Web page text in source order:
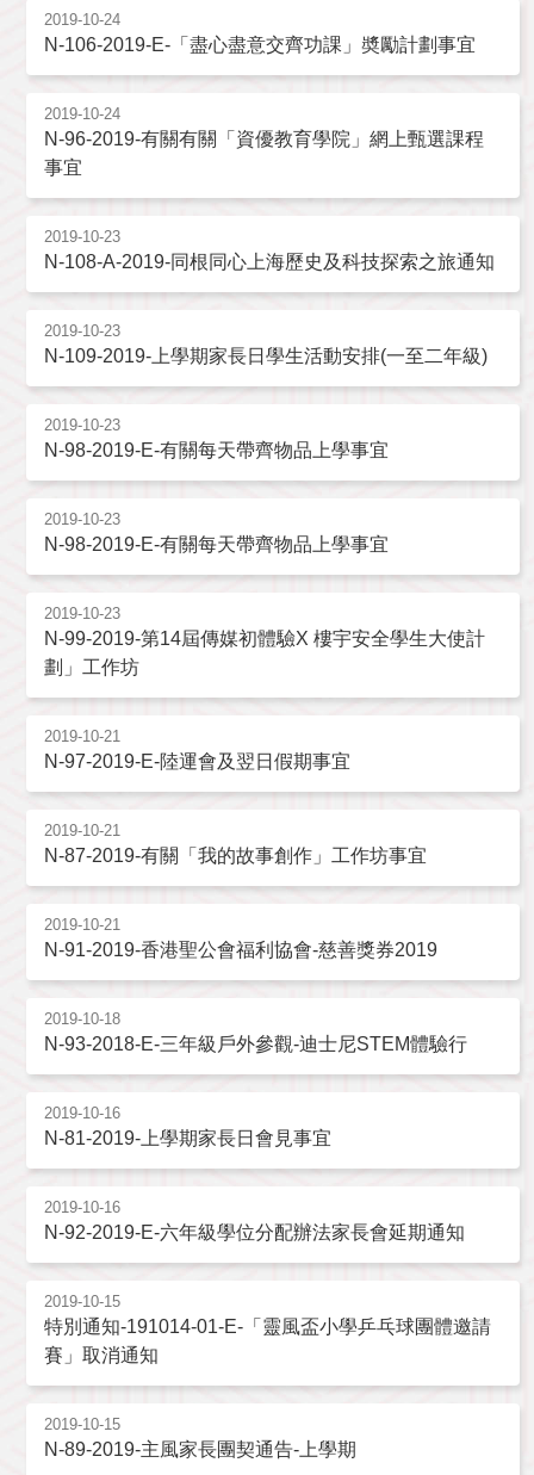
2019-10-24
N-106-2019-E-「盡心盡意交齊功課」奬勵計劃事宜
2019-10-24
N-96-2019-有關有關「資優教育學院」網上甄選課程
事宜
2019-10-23
N-108-A-2019-同根同心上海歷史及科技探索之旅通知
2019-10-23
N-109-2019-上學期家長日學生活動安排(一至二年級)
2019-10-23
N-98-2019-E-有關每天帶齊物品上學事宜
2019-10-23
N-98-2019-E-有關每天帶齊物品上學事宜
2019-10-23
N-99-2019-第14屆傳媒初體驗X 樓宇安全學生大使計
劃」工作坊
2019-10-21
N-97-2019-E-陸運會及翌日假期事宜
2019-10-21
N-87-2019-有關「我的故事創作」工作坊事宜
2019-10-21
N-91-2019-香港聖公會福利協會-慈善獎券2019
2019-10-18
N-93-2018-E-三年級戶外參觀-迪士尼STEM體驗行
2019-10-16
N-81-2019-上學期家長日會見事宜
2019-10-16
N-92-2019-E-六年級學位分配辦法家長會延期通知
2019-10-15
特別通知-191014-01-E-「靈風盃小學乒乓球團體邀請
賽」取消通知
2019-10-15
N-89-2019-主風家長團契通告-上學期